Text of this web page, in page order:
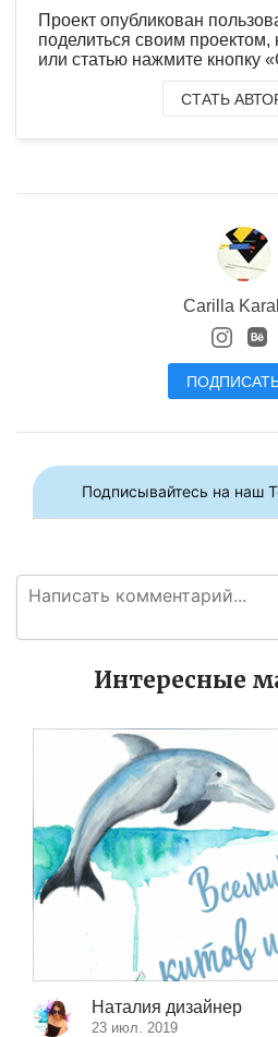
Проект опубликован
поделиться своим проектом,
или статью нажмите кнопку
СТАТЬ
Carilla
Подписывайтесь на наш
Интересные
Наталия дизайнер
23 июл. 2019